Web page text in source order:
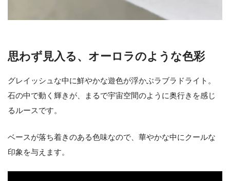
思わず見入る、オーロラのような色彩
グレイッシュな中に鮮やかな遊色が浮かぶラブラドライト。
石の中で動く輝きが、まるで宇宙空間のように奥行きを感じ
るルースです。
ベースが落ち着きのある色味なので、華やかな中にクールな
印象を与えます。